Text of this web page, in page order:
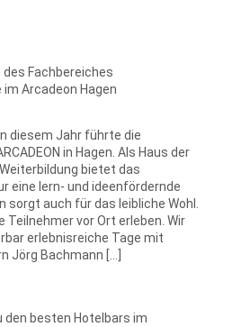
Fachbereiches
Arcadeon Hagen
diesem Jahr führte die
in Hagen. Als Haus der
bietet das
eine lern- und ideenfördernde
sorgt auch für das leibliche Wohl.
Teilnehmer vor Ort erleben. Wir
erlebnisreiche Tage mit
Jörg Bachmann […]
den besten Hotelbars im